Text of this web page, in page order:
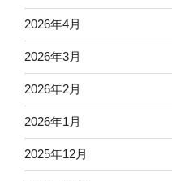
2026年4月
2026年3月
2026年2月
2026年1月
2025年12月